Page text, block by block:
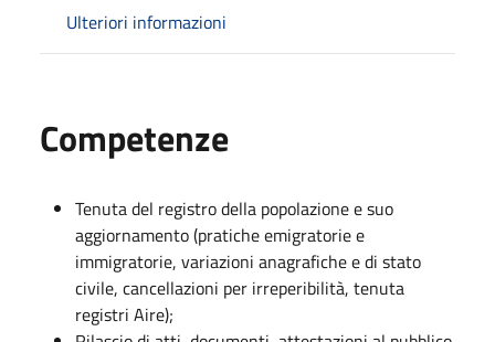
Ulteriori informazioni
Competenze
Tenuta del registro della popolazione e suo
aggiornamento (pratiche emigratorie e
immigratorie, variazioni anagrafiche e di stato
civile, cancellazioni per irreperibilità, tenuta
registri Aire);